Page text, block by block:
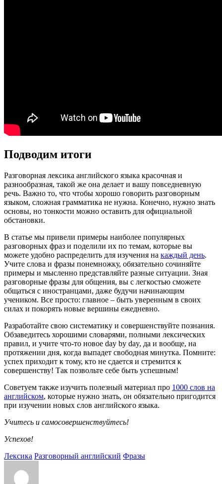
Подводим итоги
Разговорная лексика английского языка красочная и
разнообразная, такой же она делает и вашу повседневную
речь. Важно то, что чтобы хорошо говорить разговорным
языком, сложная грамматика не нужна. Конечно, нужно знать
основы, но тонкости можно оставить для официальной
обстановки.
В статье мы привели примеры наиболее популярных
разговорных фраз и поделили их по темам, которые вы
можете удобно распределить для изучения на каждый день.
Учите слова и фразы понемножку, обязательно сочиняйте
примеры и мысленно представляйте разные ситуации. Зная
разговорные фразы для общения, вы с легкостью сможете
общаться с иностранцами, даже будучи начинающим
учеником. Все просто: главное – быть уверенным в своих
силах и покорять новые вершины ежедневно.
Разработайте свою систематику и совершенствуйте познания.
Обзаведитесь хорошими словарями, полными лексических
правил, и учите что-то новое day by day, да и вообще, на
протяжении дня, когда выпадет свободная минутка. Помните:
успех приходит к тому, кто не сдается и стремится к
совершенству! Так позвольте себе быть успешным!
Советуем также изучить полезный материал про 1000 слов на
английском, которые нужно знать, он обязательно пригодится
при изучении новых слов английского языка.
Учитесь и самосовершенствуйтесь!
Успехов!
Лексика Разговорный английский Фразы